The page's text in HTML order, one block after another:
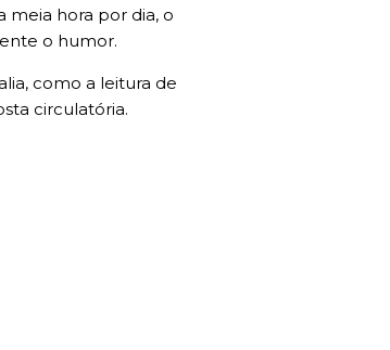
meia hora por dia, o
o humor.
como a leitura de
circulatória.